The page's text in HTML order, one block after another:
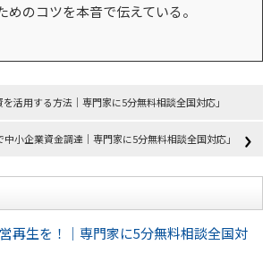
めのコツを本音で伝えている。
を活用する方法｜専門家に5分無料相談全国対応」
中小企業資金調達｜専門家に5分無料相談全国対応」
再生を！｜専門家に5分無料相談全国対